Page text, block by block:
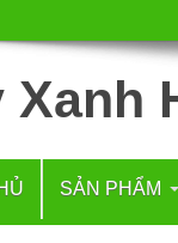
SẢN PHẨM